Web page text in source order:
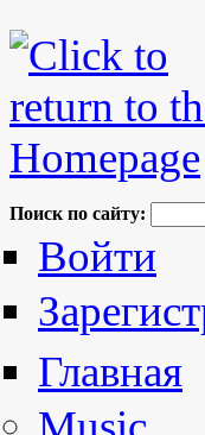
Поиск по сайту:
Войти
Главная